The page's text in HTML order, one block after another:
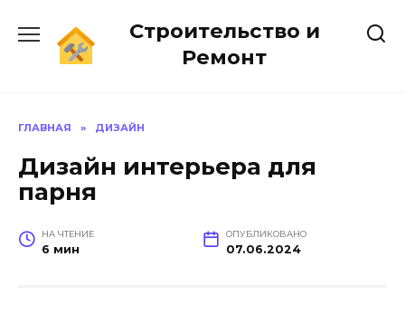
содержанию
Строительство и
Ремонт
ГЛАВНАЯ » ДИЗАЙН
Дизайн интерьера для
парня
НА ЧТЕНИЕ
6 мин
ОПУБЛИКОВАНО
07.06.2024